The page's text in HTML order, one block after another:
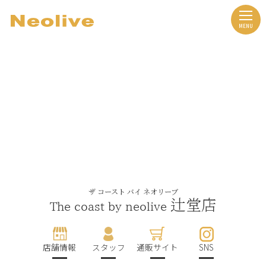
ザ コースト バイ ネオリーブ
The coast by neolive 辻堂店
店舗情報 スタッフ 通販サイト SNS